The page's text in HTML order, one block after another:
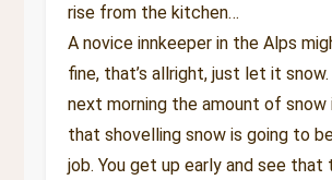
rise from the kitchen…
A novice innkeeper in the Alps
fine, that’s allright, just let it
next morning the amount of snow
that shovelling snow is going to
job. You get up early and see that